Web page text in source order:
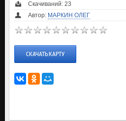
Скачиваний: 23
Автор: МАРКИН ОЛЕГ
СКАЧАТЬ КАРТУ